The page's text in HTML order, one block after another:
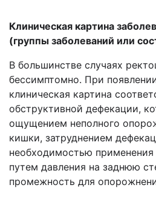
Клиническая картина
(группы заболеваний или
В большинстве случаях
бессимптомно. При
клиническая картина
обструктивной дефекации,
ощущением неполного
кишки, затруднением
необходимостью применения
путем давления на заднюю
промежность для